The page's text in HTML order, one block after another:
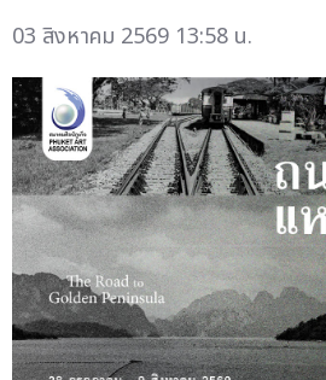
03 สิงหาคม 2569 13:58 น.